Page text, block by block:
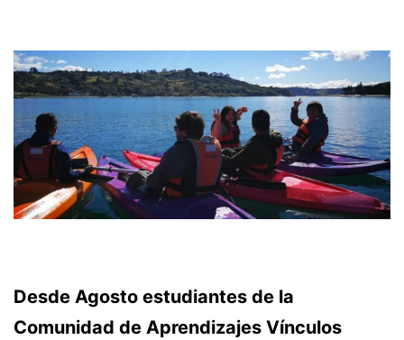
Desde Agosto estudiantes de la
Comunidad de Aprendizajes Vínculos